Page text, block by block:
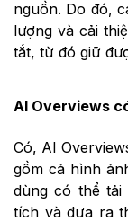
nguồn. Do đó,
lượng và cải
tắt, từ đó giữ
AI Overviews
Có, AI
gồm cả hình
dùng có thể
tích và đưa ra